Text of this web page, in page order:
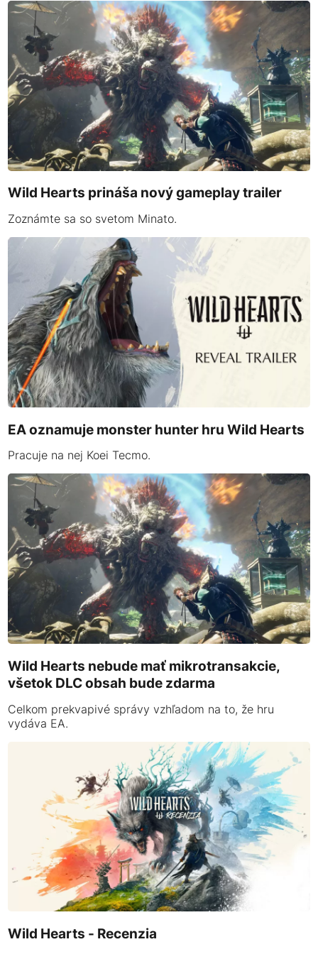
Wild Hearts prináša nový gameplay trailer
Zoznámte sa so svetom Minato.
EA oznamuje monster hunter hru Wild Hearts
Pracuje na nej Koei Tecmo.
Wild Hearts nebude mať mikrotransakcie,
všetok DLC obsah bude zdarma
Celkom prekvapivé správy vzhľadom na to, že hru
vydáva EA.
Wild Hearts - Recenzia